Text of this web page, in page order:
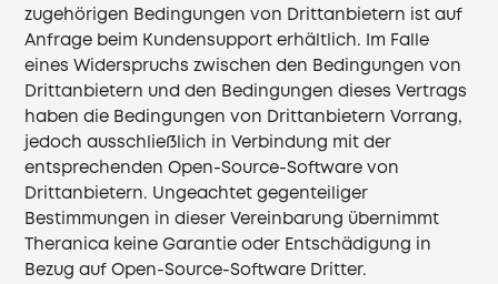
zugehörigen Bedingungen von Drittanbietern ist auf
Anfrage beim Kundensupport erhältlich. Im Falle
eines Widerspruchs zwischen den Bedingungen von
Drittanbietern und den Bedingungen dieses Vertrags
haben die Bedingungen von Drittanbietern Vorrang,
jedoch ausschließlich in Verbindung mit der
entsprechenden Open-Source-Software von
Drittanbietern. Ungeachtet gegenteiliger
Bestimmungen in dieser Vereinbarung übernimmt
Theranica keine Garantie oder Entschädigung in
Bezug auf Open-Source-Software Dritter.